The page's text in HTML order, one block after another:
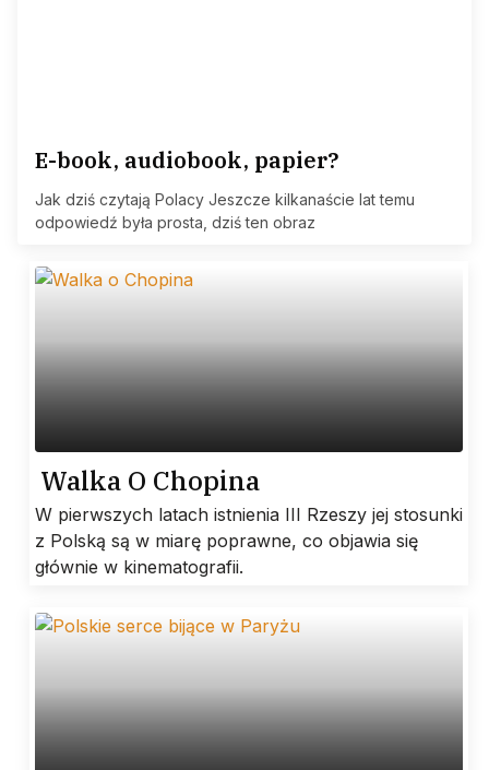
E-book, audiobook, papier?
Jak dziś czytają Polacy Jeszcze kilkanaście lat temu
odpowiedź była prosta, dziś ten obraz
Walka O Chopina
W pierwszych latach istnienia III Rzeszy jej stosunki
z Polską są w miarę poprawne, co objawia się
głównie w kinematografii.